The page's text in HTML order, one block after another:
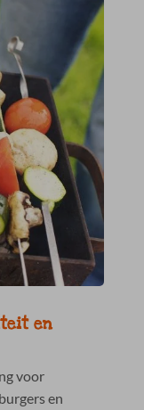
en
voor
en